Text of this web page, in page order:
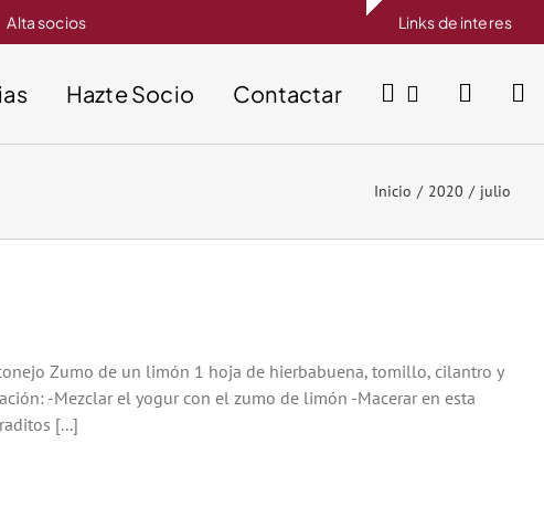
Alta socios Links de interes
Hazte Socio Contactar
Inicio 2020 julio
Zumo de un limón 1 hoja de hierbabuena, tomillo, cilantro y
-Mezclar el yogur con el zumo de limón -Macerar en esta
[...]